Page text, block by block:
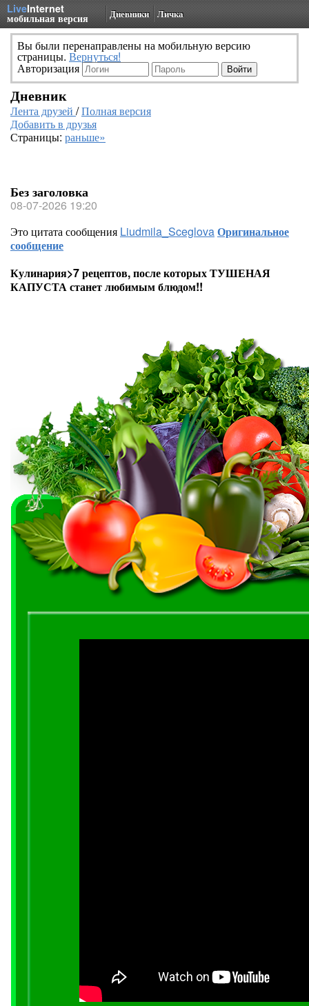
LiveInternet
мобильная версия Дневники Личка
Вы были перенаправлены на мобильную версию
страницы. Вернуться!
Авторизация
Дневник
Лента друзей /Полная версия
Добавить в друзья
Страницы: раньше»
Без заголовка
08-07-2026 19:20
Это цитата сообщения Liudmila_SceglovaОригинальное
сообщение
Кулинария>7 рецептов, после которых ТУШЕНАЯ
КАПУСТА станет любимым блюдом!!